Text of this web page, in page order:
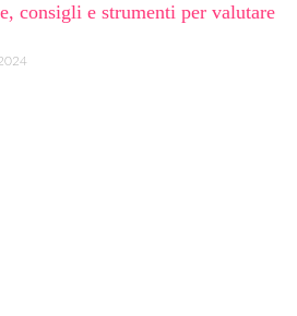
consigli e strumenti per valutare